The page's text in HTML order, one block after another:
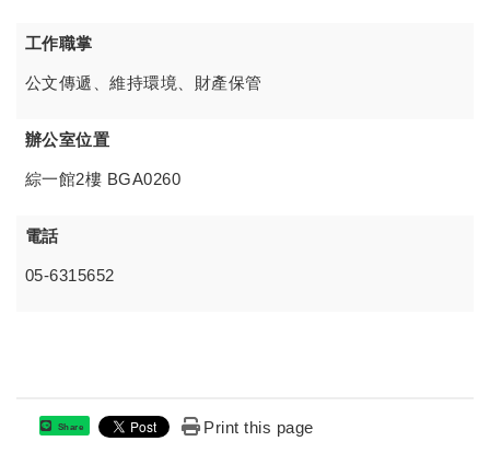
工作職掌
公文傳遞、維持環境、財產保管
辦公室位置
綜一館2樓 BGA0260
電話
05-6315652
Share Print this page